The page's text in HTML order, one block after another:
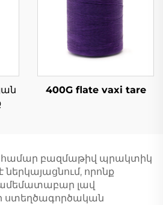
400G flate vaxi tare
համար բազմաթիվ պրակտիկ
ներկայացնում, որոնք
լավ
ստեղծագործական